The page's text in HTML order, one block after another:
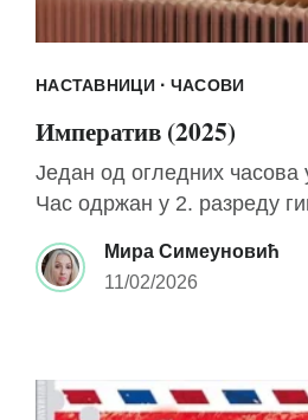
НАСТАВНИЦИ· ЧАСОВИ
Императив (2025)
Један од огледних часова
Час одржан у 2. разреду
Мира Симеуновић
11/02/2026